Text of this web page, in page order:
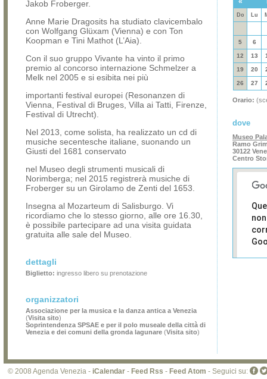
Jakob Froberger.
Anne Marie Dragosits ha studiato clavicembalo
con Wolfgang Glüxam (Vienna) e con Ton
Koopman e Tini Mathot (L’Aia).
Con il suo gruppo Vivante ha vinto il primo
premio al concorso internazione Schmelzer a
Melk nel 2005 e si esibita nei più
importanti festival europei (Resonanzen di
Vienna, Festival di Bruges, Villa ai Tatti, Firenze,
Festival di Utrecht).
Nel 2013, come solista, ha realizzato un cd di
musiche secentesche italiane, suonando un
Giusti del 1681 conservato
nel Museo degli strumenti musicali di
Norimberga; nel 2015 registrerà musiche di
Froberger su un Girolamo de Zenti del 1653.
Insegna al Mozarteum di Salisburgo. Vi
ricordiamo che lo stesso giorno, alle ore 16.30,
è possibile partecipare ad una visita guidata
gratuita alle sale del Museo.
dettagli
Biglietto: ingresso libero su prenotazione
organizzatori
Associazione per la musica e la danza antica a Venezia
(Visita sito)
Soprintendenza SPSAE e per il polo museale della città di
Venezia e dei comuni della gronda lagunare (Visita sito)
Do Lu
5 6
12 13
19 20
26 27
Orario:
dove
Museo
Ramo
30122
Centro
© 2008 Agenda Venezia - iCalendar - Feed Rss - Feed Atom - Seguici su: